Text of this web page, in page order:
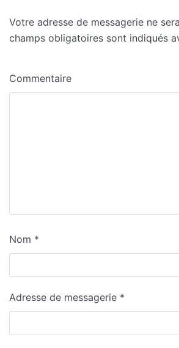
Votre adresse de messagerie ne
champs obligatoires sont indiqués
Commentaire
Nom *
Adresse de messagerie *